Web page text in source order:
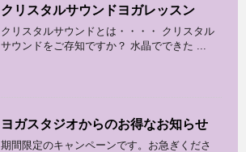
クリスタルサウンドヨガレッスン
クリスタルサウンドとは・・・・ クリスタル
サウンドをご存知ですか？ 水晶でできた ...
ヨガスタジオからのお得なお知らせ
期間限定のキャンペーンです。お急ぎくださ